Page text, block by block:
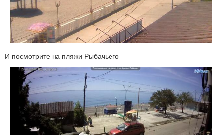
И посмотрите на пляжи Рыбачьего